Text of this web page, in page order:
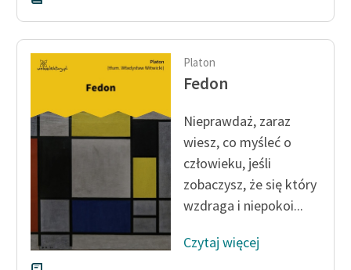
Platon
Fedon
Nieprawdaż, zaraz
wiesz, co myśleć o
człowieku, jeśli
zobaczysz, że się który
wzdraga i niepokoi...
Czytaj więcej